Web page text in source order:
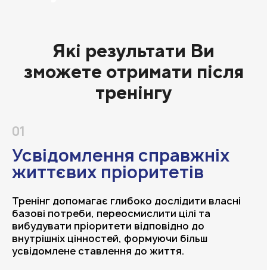
Які результати Ви
зможете отримати після
тренінгу
01
Усвідомлення справжніх
життєвих пріоритетів
Тренінг допомагає глибоко дослідити власні
базові потреби, переосмислити цілі та
вибудувати пріоритети відповідно до
внутрішніх цінностей, формуючи більш
усвідомлене ставлення до життя.